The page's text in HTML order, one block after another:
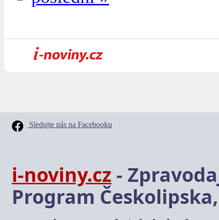
Sledujte nás na Facebooku
i-noviny.cz -
Program